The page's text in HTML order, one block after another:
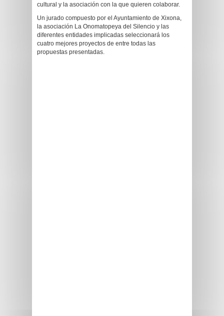
cultural y la asociación con la que quieren colaborar.
Un jurado compuesto por el Ayuntamiento de Xixona,
la asociación La Onomatopeya del Silencio y las
diferentes entidades implicadas seleccionará los
cuatro mejores proyectos de entre todas las
propuestas presentadas.